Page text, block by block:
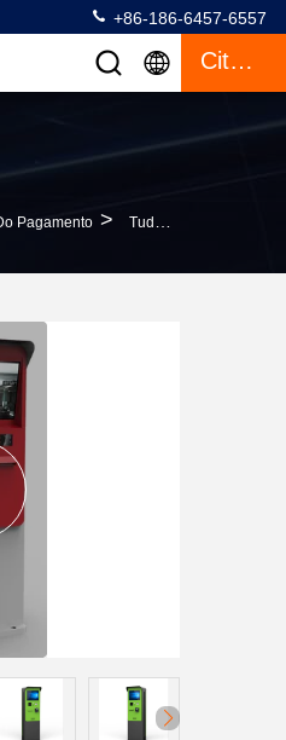
+86-186-6457-6557
Citações
Pagamento > Tudo Na Máquina Do Pagamento Do Quiosque Da Tela Do One Touch